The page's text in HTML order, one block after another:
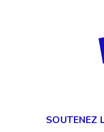
SOUTENEZ